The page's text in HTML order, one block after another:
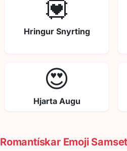
💟
Hringur Snyrting
😍
Hjarta Augu
Romantískar Emoji